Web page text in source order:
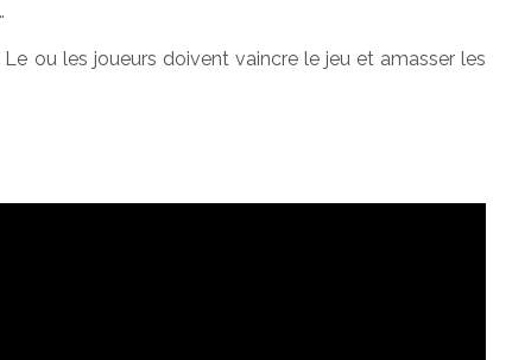
ou les joueurs doivent vaincre le jeu et amasser les